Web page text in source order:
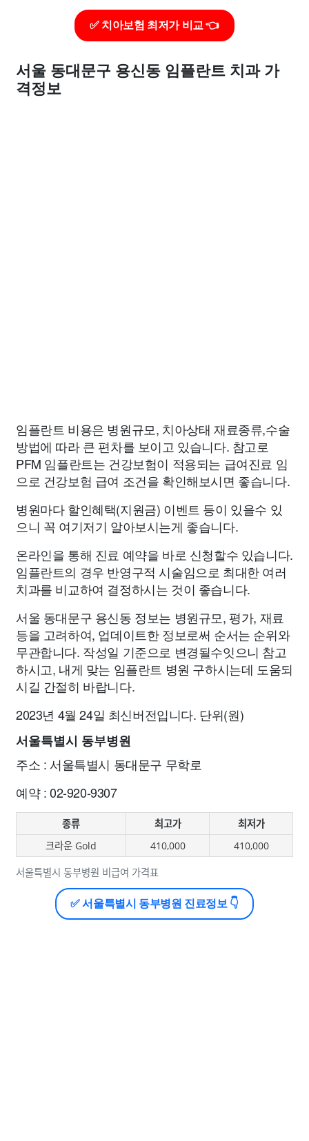
✅ 치아보험 최저가 비교 👈
서울 동대문구 용신동 임플란트 치과 가
격정보
임플란트 비용은 병원규모, 치아상태 재료종류,수술
방법에 따라 큰 편차를 보이고 있습니다. 참고로
PFM 임플란트는 건강보험이 적용되는 급여진료 임
으로 건강보험 급여 조건을 확인해보시면 좋습니다.
병원마다 할인혜택(지원금) 이벤트 등이 있을수 있
으니 꼭 여기저기 알아보시는게 좋습니다.
온라인을 통해 진료 예약을 바로 신청할수 있습니다.
임플란트의 경우 반영구적 시술임으로 최대한 여러
치과를 비교하여 결정하시는 것이 좋습니다.
서울 동대문구 용신동 정보는 병원규모, 평가, 재료
등을 고려하여, 업데이트한 정보로써 순서는 순위와
무관합니다. 작성일 기준으로 변경될수잇으니 참고
하시고, 내게 맞는 임플란트 병원 구하시는데 도움되
시길 간절히 바랍니다.
2023년 4월 24일 최신버전입니다. 단위(원)
서울특별시 동부병원
주소 : 서울특별시 동대문구 무학로
예약 : 02-920-9307
서울특별시 동부병원 비급여 가격표
종류 최고가
최저가
크라운 Gold
410,000 410,000
✅ 서울특별시 동부병원 진료정보 👇